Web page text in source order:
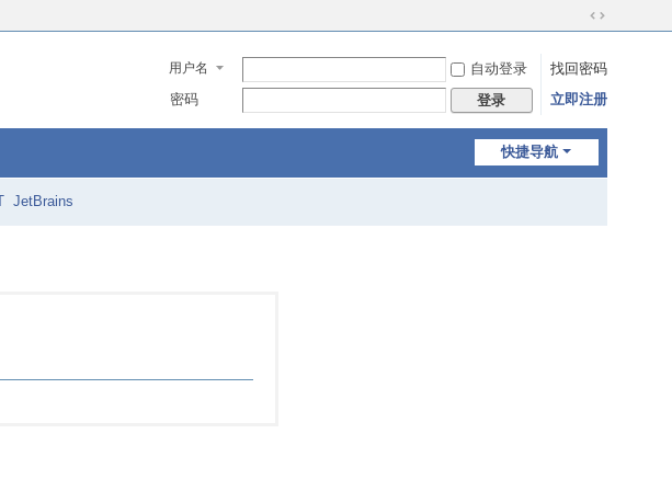
切
到
宽
用户名 自动登录
找回密码
密码
登录 立即注册
快捷导航
JetBrains